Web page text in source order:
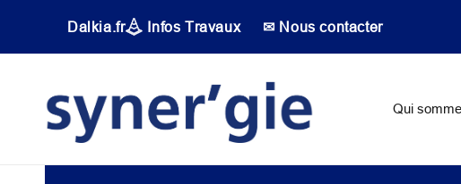
Dalkia.fr Infos Travaux ✉ Nous contacter
Qui